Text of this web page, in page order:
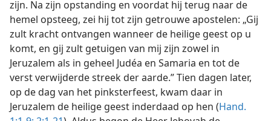
zijn. Na zijn opstanding en voordat hij terug naar de
hemel opsteeg, zei hij tot zijn getrouwe apostelen: „Gij
zult kracht ontvangen wanneer de heilige geest op u
komt, en gij zult getuigen van mij zijn zowel in
Jeruzalem als in geheel Judéa en Samaria en tot de
verst verwijderde streek der aarde.” Tien dagen later,
op de dag van het pinksterfeest, kwam daar in
Jeruzalem de heilige geest inderdaad op hen (Hand.